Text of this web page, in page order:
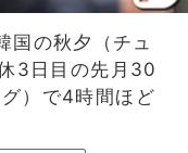
国の秋夕（チュ
3日目の先月30
）で4時間ほど